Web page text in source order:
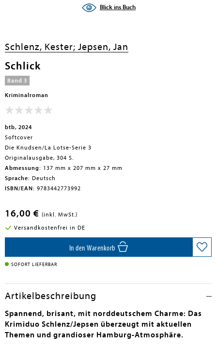
Blick ins Buch
Schlenz, Kester; Jepsen, Jan
Schlick
Band 3
Kriminalroman
btb, 2024
Softcover
Die Knudsen/La Lotse-Serie 3
Originalausgabe, 304 S.
Abmessung: 137 mm x 207 mm x 27 mm
Sprache: Deutsch
ISBN/EAN: 9783442773992
16,00 € (inkl. MwSt.)
Versandkostenfrei in DE
In den Warenkorb
SOFORT LIEFERBAR
Artikelbeschreibung
Spannend, brisant, mit norddeutschem Charme: Das
Krimiduo Schlenz/Jepsen überzeugt mit aktuellen
Themen und grandioser Hamburg-Atmosphäre.